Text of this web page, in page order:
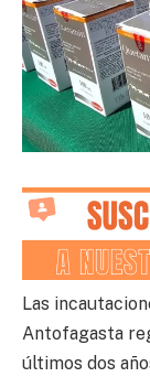
Las
Antofagasta
últimos dos